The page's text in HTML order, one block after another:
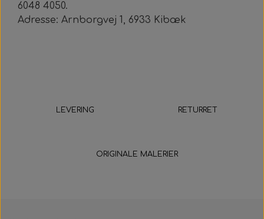
6048 4050.
Adresse: Arnborgvej 1, 6933 Kibæk
LEVERING RETURRET
ORIGINALE MALERIER